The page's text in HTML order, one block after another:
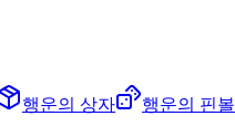
행운의 상자 행운의 핀볼